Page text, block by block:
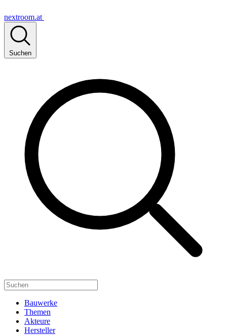
nextroom.at
Suchen
Bauwerke
Themen
Akteure
Hersteller